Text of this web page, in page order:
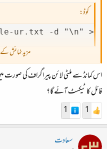
کوڈ:
ur.txt -d "\n" >
paste کی کمانڈ لینکس اور میک‌او‌ایس پر
کر کے چلائیں، جس کے بعد آپ کے پاس
میں کافی پرانے نسخے موجود ہیں، لیکن ہمارا کام چل
بھی کام چل جانا چاہیے لیکن میں نے اِنہیں آزما
مزید نمائش
اس کمانڈ سے ملٹی لائن پیراگراف کی
فائل کا ٹیکسٹ آئے گا؟
1
1
سعادت